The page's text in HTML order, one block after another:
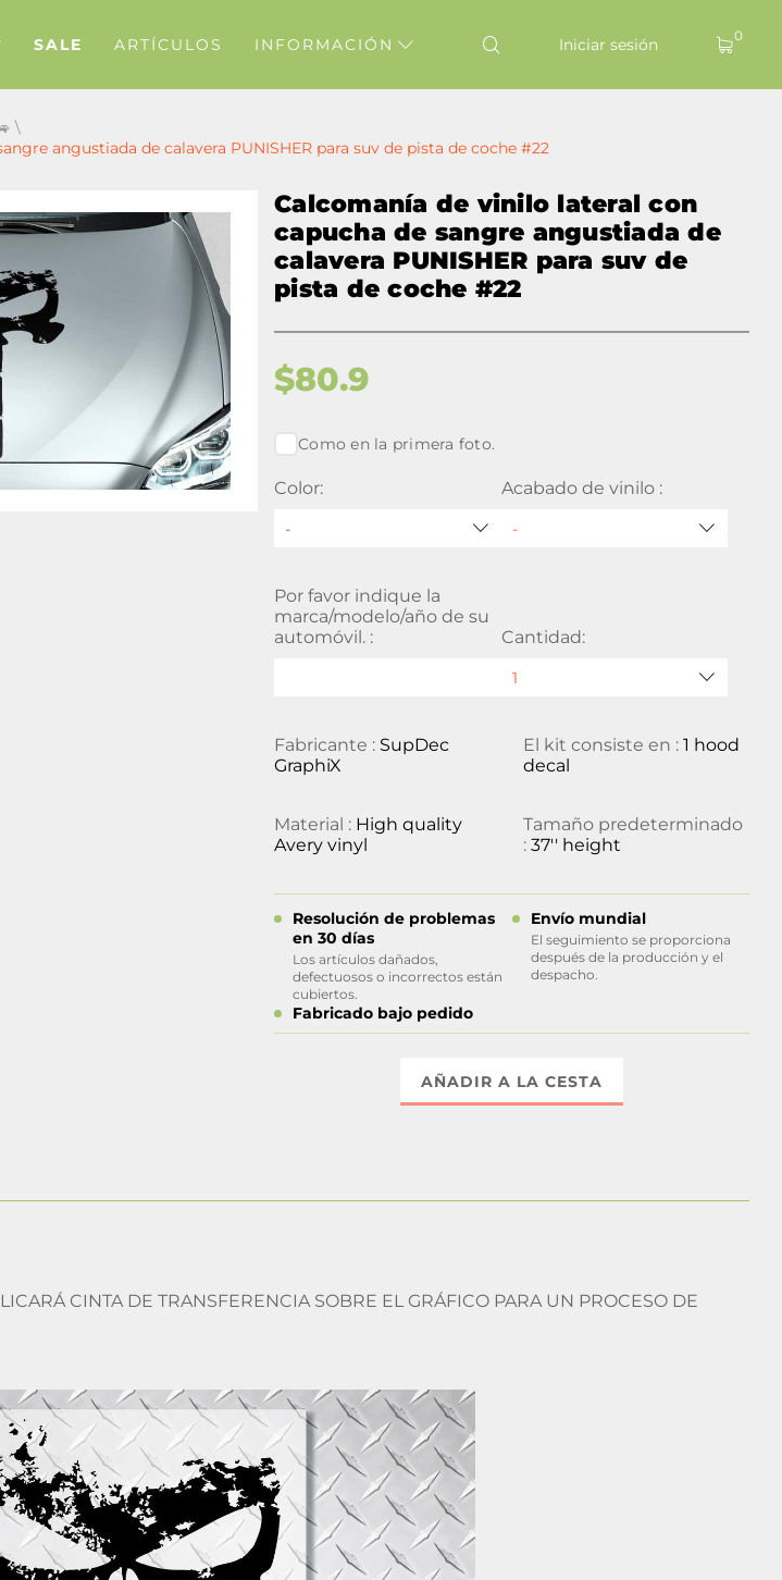
SALE ARTÍCULOS INFORMACIÓN Iniciar sesión 0
\
angustiada de calavera PUNISHER para suv de pista de coche #22
Calcomanía de vinilo lateral con
capucha de sangre angustiada de
calavera PUNISHER para suv de
pista de coche #22
$80.9
Como en la primera foto.
Color:
-
Acabado de vinilo :
Por favor indique la
marca/modelo/año de su
automóvil. :
Cantidad:
Fabricante : SupDec
GraphiX
El kit consiste en : 1 hood
decal
Material : High quality
Avery vinyl
Tamaño predeterminado
: 37'' height
Resolución de problemas
en 30 días
Los artículos dañados,
defectuosos o incorrectos están
cubiertos.
Envío mundial
El seguimiento se proporciona
después de la producción y el
despacho.
Fabricado bajo pedido
AÑADIR A LA CESTA
CINTA DE TRANSFERENCIA SOBRE EL GRÁFICO PARA UN PROCESO DE